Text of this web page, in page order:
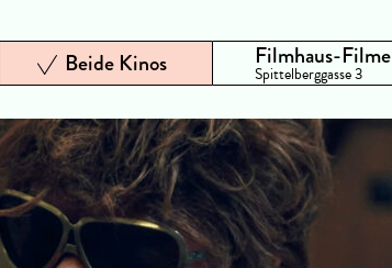
Beide Kinos Filmhaus-Filme
Spittelberggasse 3